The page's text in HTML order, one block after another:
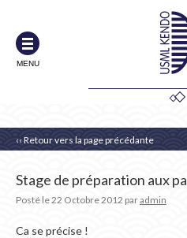
MENU
‹‹ Retour vers la page précédante
Stage de préparation aux
Posté le22 Octobre 2012 paradmin
Ca se précise !